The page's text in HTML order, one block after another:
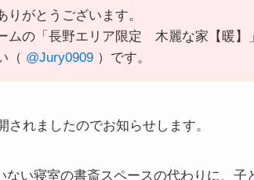
りがとうございます。
ムの「長野エリア限定 木麗な家【暖】
（ @Jury0909 ）です。
されましたのでお知らせします。
ない寝室の書斎スペースの代わりに、